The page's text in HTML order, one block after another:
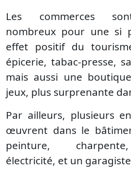
Les commerces
nombreux pour une si
effet positif du
épicerie, tabac-presse,
mais aussi une
jeux, plus surprenante
Par ailleurs, plusieurs
œuvrent dans le
peinture,
électricité, et un